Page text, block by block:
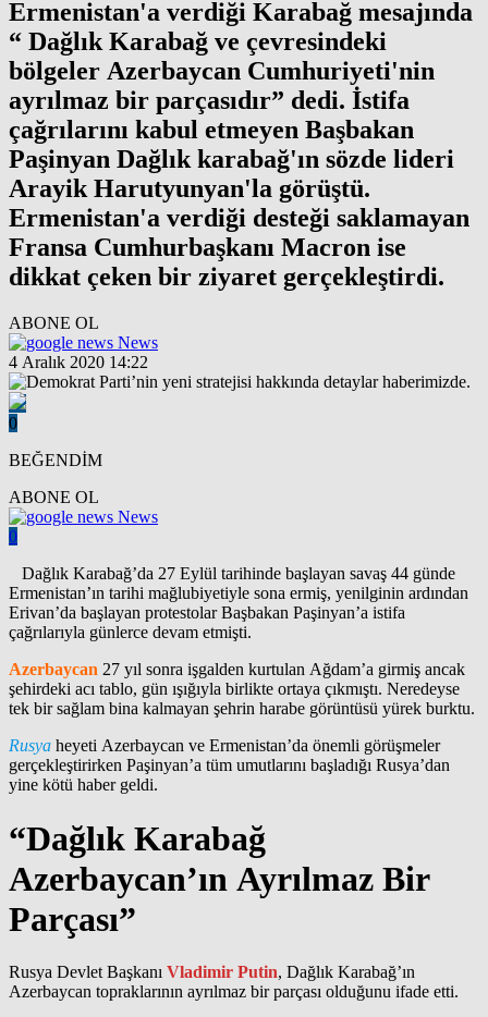
Ermenistan'a verdiği Karabağ mesajında
“ Dağlık Karabağ ve çevresindeki
bölgeler Azerbaycan Cumhuriyeti'nin
ayrılmaz bir parçasıdır” dedi. İstifa
çağrılarını kabul etmeyen Başbakan
Paşinyan Dağlık karabağ'ın sözde lideri
Arayik Harutyunyan'la görüştü.
Ermenistan'a verdiği desteği saklamayan
Fransa Cumhurbaşkanı Macron ise
dikkat çeken bir ziyaret gerçekleştirdi.
ABONE OL
News
4 Aralık 2020 14:22
0
BEĞENDİM
ABONE OL
News
0
Dağlık Karabağ’da 27 Eylül tarihinde başlayan savaş 44 günde
Ermenistan’ın tarihi mağlubiyetiyle sona ermiş, yenilginin ardından
Erivan’da başlayan protestolar Başbakan Paşinyan’a istifa
çağrılarıyla günlerce devam etmişti.
Azerbaycan 27 yıl sonra işgalden kurtulan Ağdam’a girmiş ancak
şehirdeki acı tablo, gün ışığıyla birlikte ortaya çıkmıştı. Neredeyse
tek bir sağlam bina kalmayan şehrin harabe görüntüsü yürek burktu.
Rusya heyeti Azerbaycan ve Ermenistan’da önemli görüşmeler
gerçekleştirirken Paşinyan’a tüm umutlarını başladığı Rusya’dan
yine kötü haber geldi.
“Dağlık Karabağ
Azerbaycan’ın Ayrılmaz Bir
Parçası”
Rusya Devlet Başkanı Vladimir Putin, Dağlık Karabağ’ın
Azerbaycan topraklarının ayrılmaz bir parçası olduğunu ifade etti.